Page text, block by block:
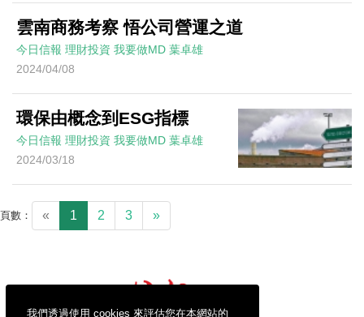
我們透過使用 cookies 來評估您在本網站的
雲南商務考察 悟公司營運之道
今日信報 理財投資 我要做MD 葉卓雄
2024/04/08
環保由概念到ESG指標
今日信報 理財投資 我要做MD 葉卓雄
2024/03/18
頁數： « 1 2 3 »